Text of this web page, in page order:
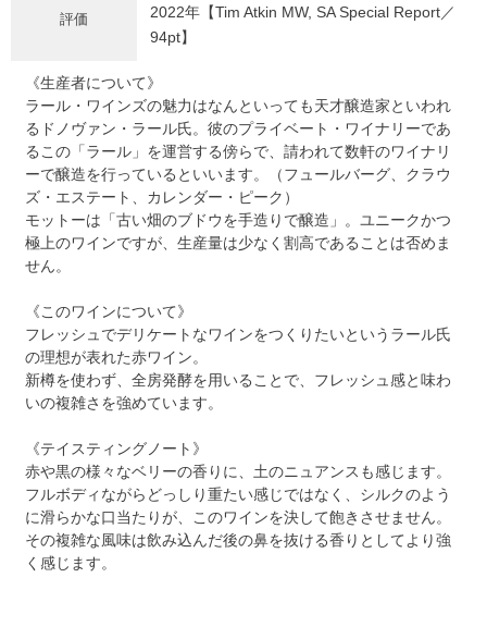
評価
2022年【Tim Atkin MW, SA Special Report／
94pt】
《生産者について》
ラール・ワインズの魅力はなんといっても天才醸造家といわれ
るドノヴァン・ラール氏。彼のプライベート・ワイナリーであ
るこの「ラール」を運営する傍らで、請われて数軒のワイナリ
ーで醸造を行っているといいます。（フュールバーグ、クラウ
ズ・エステート、カレンダー・ピーク）
モットーは「古い畑のブドウを手造りで醸造」。ユニークかつ
極上のワインですが、生産量は少なく割高であることは否めま
せん。
《このワインについて》
フレッシュでデリケートなワインをつくりたいというラール氏
の理想が表れた赤ワイン。
新樽を使わず、全房発酵を用いることで、フレッシュ感と味わ
いの複雑さを強めています。
《テイスティングノート》
赤や黒の様々なベリーの香りに、土のニュアンスも感じます。
フルボディながらどっしり重たい感じではなく、シルクのよう
に滑らかな口当たりが、このワインを決して飽きさせません。
その複雑な風味は飲み込んだ後の鼻を抜ける香りとしてより強
く感じます。